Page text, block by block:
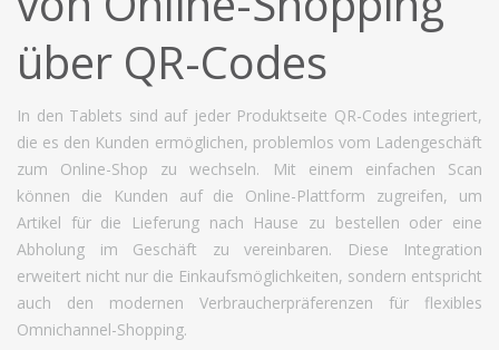
über QR-Codes
In den Tablets sind auf jeder Produktseite QR-Codes integriert,
die es den Kunden ermöglichen, problemlos vom Ladengeschäft
zum Online-Shop zu wechseln. Mit einem einfachen Scan
können die Kunden auf die Online-Plattform zugreifen, um
Artikel für die Lieferung nach Hause zu bestellen oder eine
Abholung im Geschäft zu vereinbaren. Diese Integration
erweitert nicht nur die Einkaufsmöglichkeiten, sondern entspricht
auch den modernen Verbraucherpräferenzen für flexibles
Omnichannel-Shopping.